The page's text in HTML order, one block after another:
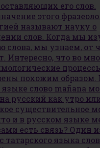
его слов.
этого
называют науку о
слов. Когда мы
слова, мы узнаем, от
Интересно, что во
похожим образом.
слово mañana
русский как утро
существительное
и в русском языке
есть связь? Один
татарского языка